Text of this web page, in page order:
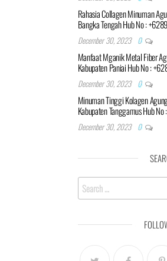
Rahasia Collagen Minuman
Bangka Tengah Hub No :
December 30, 2023 0
Manfaat Mganik Metal Fiber
Kabupaten Paniai Hub No :
December 30, 2023 0
Minuman Tinggi Kolagen
Kabupaten Tanggamus Hub
December 30, 2023 0
Search
for: